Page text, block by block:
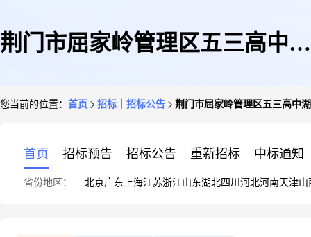
荆门市屈家岭管理区五三高中湖
您当前的位置： 首页 招标｜招标公告 荆门市屈家岭管理区五三高中
首页 招标预告 招标公告 重新招标 中标通知
省份地区： 北京广东 上海江苏浙江山东湖北四川 河北河南天津山